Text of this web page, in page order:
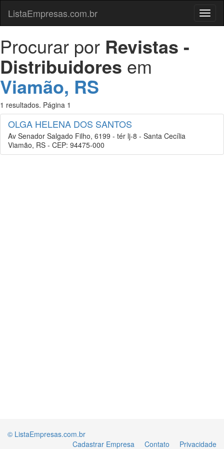
Menu
ListaEmpresas.com.br
Procurar por Revistas -
Distribuidores em
Viamão, RS
1 resultados. Página 1
OLGA HELENA DOS SANTOS
Av Senador Salgado Filho, 6199 - tér lj-8 - Santa Cecília
Viamão, RS - CEP: 94475-000
© ListaEmpresas.com.br
Cadastrar Empresa
Contato Privacidade